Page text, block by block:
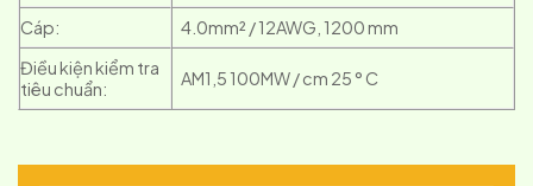
Cáp:
4.0mm² / 12AWG, 1200 mm
Điều kiện kiểm tra
tiêu chuẩn:
AM1,5 100MW / cm 25 ° C